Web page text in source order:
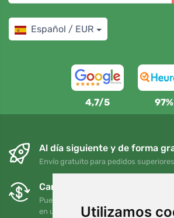
Utilizamos
Español / EUR
4,7/5 97%
Al día siguiente y de forma
Envío gratuito para pedidos
Cambios y devoluciones
Puede devolver o cambiar su pedido
en un plazo de 90 días